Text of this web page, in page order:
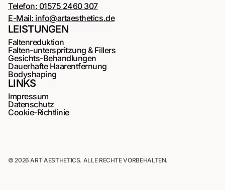
Telefon: 01575 2460 307
E-Mail: info@artaesthetics.de
LEISTUNGEN
Faltenreduktion
Falten-unterspritzung & Fillers
Gesichts-Behandlungen
Dauerhafte Haarentfernung
Bodyshaping
LINKS
Impressum
Datenschutz
Cookie-Richtlinie
© 2026 ART AESTHETICS. ALLE RECHTE VORBEHALTEN.